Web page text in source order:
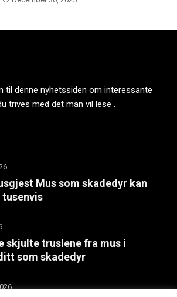
til denne nyhetssiden om interessante
trives med det man vil lese .
Mus som skadedyr kan
skjulte truslene fra mus i
som skadedyr